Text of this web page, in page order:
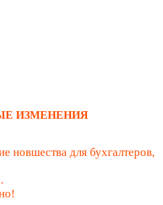
ИЗМЕНЕНИЯ
новшества для бухгалтеров,